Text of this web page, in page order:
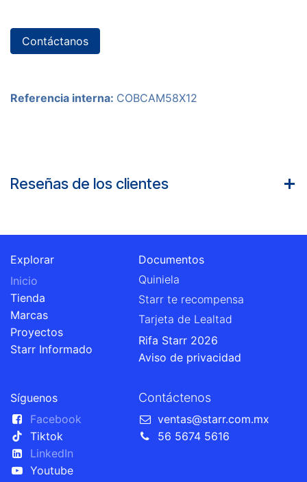
Contáctanos
Referencia interna: COBCAM58X12
Reseñas de los clientes
Explorar
Inicio
Tienda
Marcas
Proyectos
Starr Informado
Documentos
Quiniela
Starr te recompensa
Tarjeta de Lealtad
Rifa Starr 2026
Aviso de privacidad
Síguenos
Facebook
Tiktok
LinkedIn
Youtube
Contáctenos
ventas@starr.com.mx
56 5674 5616